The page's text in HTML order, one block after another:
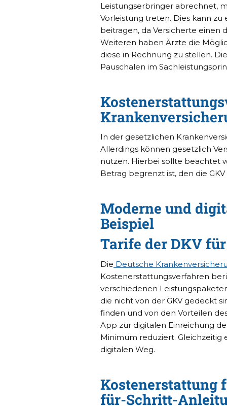
Leistungserbringer abrechnet,
Vorleistung treten. Dies kann
beitragen, da Versicherte einen
Weiteren haben Ärzte die
diese in Rechnung zu stellen.
Pauschalen im
In der gesetzlichen
Allerdings können gesetzlich
nutzen. Hierbei sollte beachtet
Betrag begrenzt ist, den die
Moderne und
Beispiel
Tarife der DKV
Die Deutsche
Kostenerstattungsverfahren
verschiedenen
die nicht von der GKV gedeckt
finden und von den Vorteilen
App zur digitalen Einreichung
Minimum reduziert.
digitalen Weg.
Kostenerstattung
für-Schritt-